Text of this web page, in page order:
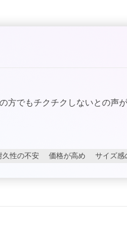
でもチクチクしないとの声
久性の不安 価格が高め サイズ感